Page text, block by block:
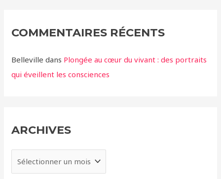
COMMENTAIRES RÉCENTS
Belleville dans Plongée au cœur du vivant : des portraits
qui éveillent les consciences
ARCHIVES
r